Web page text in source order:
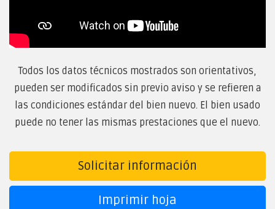
Todos los datos técnicos mostrados son orientativos,
pueden ser modificados sin previo aviso y se refieren a
las condiciones estándar del bien nuevo. El bien usado
puede no tener las mismas prestaciones que el nuevo.
Solicitar información
Imprimir hoja